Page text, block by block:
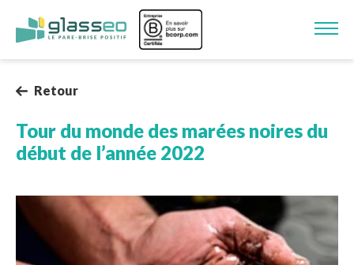
Aller au contenu principal
Image
Retour
Tour du monde des marées noires du
début de l’année 2022
Image